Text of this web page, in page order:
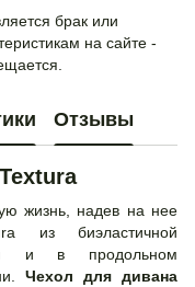
брак или
на сайте -
Отзывы
жизнь, надев на нее
из биэластичной
и в продольном
Чехол для дивана